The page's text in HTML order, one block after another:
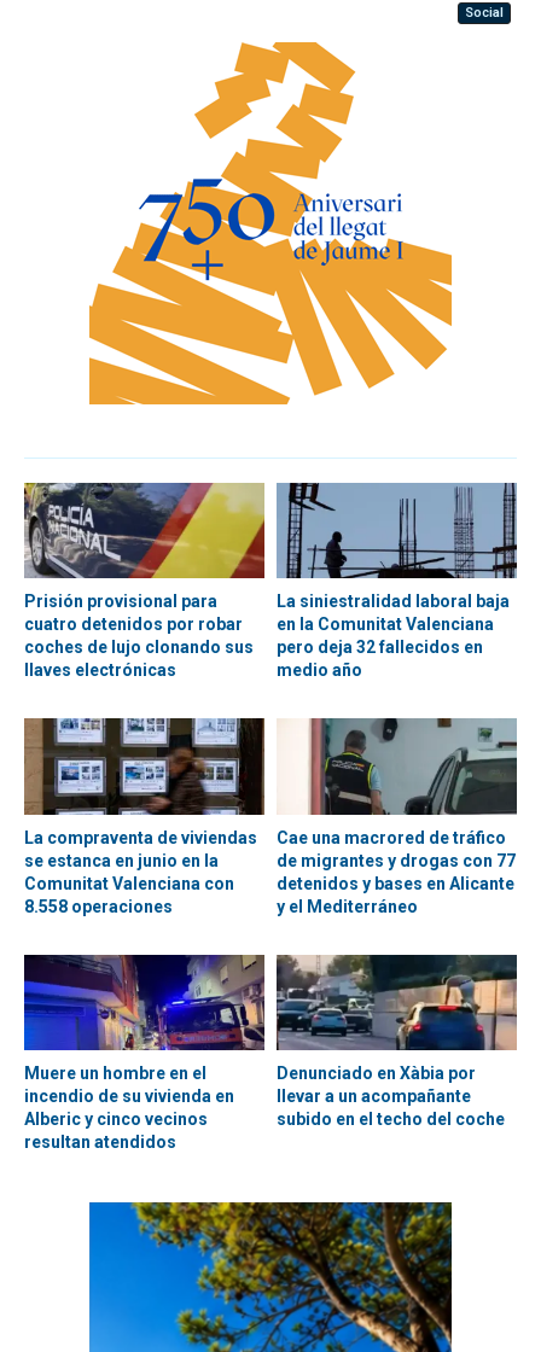
Social
Prisión provisional para
cuatro detenidos por robar
coches de lujo clonando sus
llaves electrónicas
La siniestralidad laboral baja
en la Comunitat Valenciana
pero deja 32 fallecidos en
medio año
La compraventa de viviendas
se estanca en junio en la
Comunitat Valenciana con
8.558 operaciones
Cae una macrored de tráfico
de migrantes y drogas con 77
detenidos y bases en Alicante
y el Mediterráneo
Muere un hombre en el
incendio de su vivienda en
Alberic y cinco vecinos
resultan atendidos
Denunciado en Xàbia por
llevar a un acompañante
subido en el techo del coche